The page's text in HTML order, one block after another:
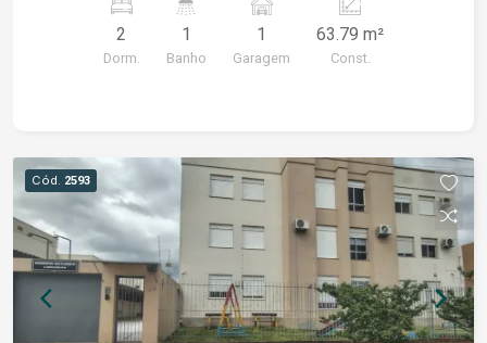
Facilidade: Aceita Financiamento Bancário e você
pode usar seu FGTS! Localização Estratégica O
Residencial das Flores II oferece a praticidade
uma simulação ou agendar uma visita? Entre em
contato conosco.
2
Dorm.
1
Banho
1
Garagem
63.79 m²
Const.
Cód. 2593